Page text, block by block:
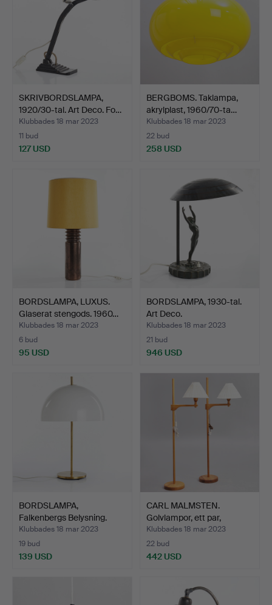
SKRIVBORDSLAMPA,
1920/30-tal. Art Deco. Fo…
Klubbades 18 mar 2023
11 bud
127 USD
BERGBOMS. Taklampa,
akrylplast, 1960/70-ta…
Klubbades 18 mar 2023
22 bud
258 USD
BORDSLAMPA, LUXUS.
Glaserat stengods. 1960…
Klubbades 18 mar 2023
6 bud
95 USD
BORDSLAMPA, 1930-tal.
Art Deco.
Klubbades 18 mar 2023
21 bud
946 USD
BORDSLAMPA,
Falkenbergs Belysning.
1970-ta…
Klubbades 18 mar 2023
19 bud
139 USD
CARL MALMSTEN.
Golvlampor, ett par,
"Stake…
Klubbades 18 mar 2023
22 bud
442 USD